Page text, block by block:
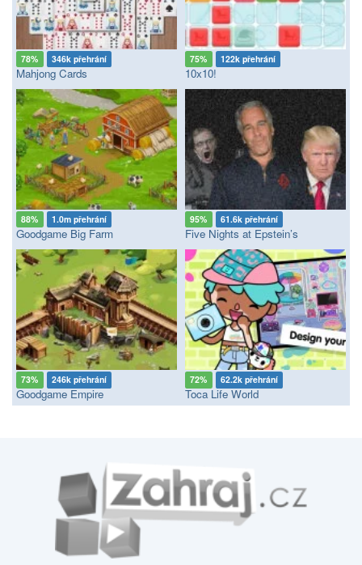
78% 346k přehrání
Mahjong Cards
75% 122k přehrání
10x10!
88% 1.0m přehrání
Goodgame Big Farm
95% 61.6k přehrání
Five Nights at Epstein’s
73% 246k přehrání
Goodgame Empire
72% 62.2k přehrání
Toca Life World